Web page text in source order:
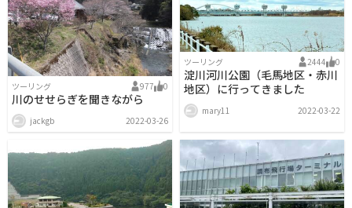
ツーリング 977 0
川のせせらぎを聞きながら
jackgb 2022-03-26
ツーリング 2444 0
淀川河川公園（毛馬地区・赤川
地区）に行ってきました
mary11 2022-03-22